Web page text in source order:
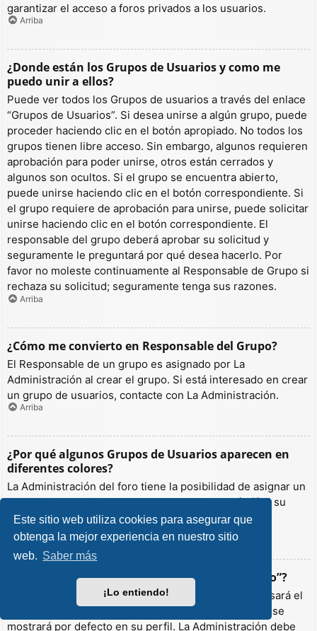
Este sitio web utiliza cookies para asegurar que
obtenga la mejor experiencia en nuestro sitio
web. Saber más
¡Lo entiendo!
garantizar el acceso a foros privados a los usuarios.
Arriba
¿Donde están los Grupos de Usuarios y como me
puedo unir a ellos?
Puede ver todos los Grupos de usuarios a través del enlace
“Grupos de Usuarios”. Si desea unirse a algún grupo, puede
proceder haciendo clic en el botón apropiado. No todos los
grupos tienen libre acceso. Sin embargo, algunos requieren
aprobación para poder unirse, otros están cerrados y
algunos son ocultos. Si el grupo se encuentra abierto,
puede unirse haciendo clic en el botón correspondiente. Si
el grupo requiere de aprobación para unirse, puede solicitar
unirse haciendo clic en el botón correspondiente. El
responsable del grupo deberá aprobar su solicitud y
seguramente le preguntará por qué desea hacerlo. Por
favor no moleste continuamente al Responsable de Grupo si
rechaza su solicitud; seguramente tenga sus razones.
Arriba
¿Cómo me convierto en Responsable del Grupo?
El Responsable de un grupo es asignado por La
Administración al crear el grupo. Si está interesado en crear
un grupo de usuarios, contacte con La Administración.
Arriba
¿Por qué algunos Grupos de Usuarios aparecen en
diferentes colores?
La Administración del foro tiene la posibilidad de asignar un
color a los usuarios de un grupo para hacer más fácil su
identificación.
Arriba
¿Qué es un “Grupo de Usuarios predeterminado”?
Si es miembro de más de un grupo por defecto, se usará el
“predeterminado” para determinar qué color y rango se
mostrará por defecto en su perfil. La Administración debe